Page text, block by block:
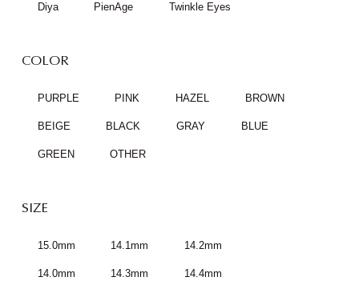
Diya PienAge Twinkle Eyes
COLOR
PURPLE PINK HAZEL BROWN
BEIGE BLACK GRAY BLUE
GREEN OTHER
SIZE
15.0mm 14.1mm 14.2mm
14.0mm 14.3mm 14.4mm